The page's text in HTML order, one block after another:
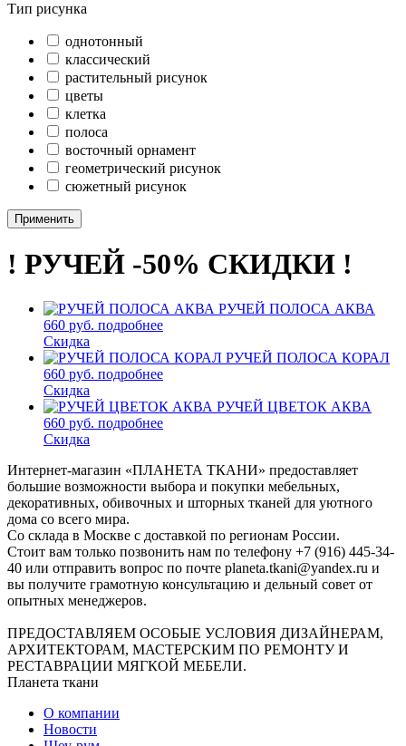
Тип рисунка
однотонный
классический
растительный рисунок
цветы
клетка
полоса
восточный орнамент
геометрический рисунок
сюжетный рисунок
Применить
! РУЧЕЙ -50% СКИДКИ !
РУЧЕЙ ПОЛОСА АКВА
660 руб. подробнее
Скидка
РУЧЕЙ ПОЛОСА КОРАЛ
660 руб. подробнее
Скидка
РУЧЕЙ ЦВЕТОК АКВА
660 руб. подробнее
Скидка
Интернет-магазин «ПЛАНЕТА ТКАНИ» предоставляет
большие возможности выбора и покупки мебельных,
декоративных, обивочных и шторных тканей для уютного
дома со всего мира.
Со склада в Москве с доставкой по регионам России.
Стоит вам только позвонить нам по телефону +7 (916) 445-34-
40 или отправить вопрос по почте planeta.tkani@yandex.ru и
вы получите грамотную консультацию и дельный совет от
опытных менеджеров.
ПРЕДОСТАВЛЯЕМ ОСОБЫЕ УСЛОВИЯ ДИЗАЙНЕРАМ,
АРХИТЕКТОРАМ, МАСТЕРСКИМ ПО РЕМОНТУ И
РЕСТАВРАЦИИ МЯГКОЙ МЕБЕЛИ.
Планета ткани
О компании
Новости